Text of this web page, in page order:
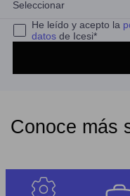
He leído y acepto la
datosde Icesi*
Conoce más